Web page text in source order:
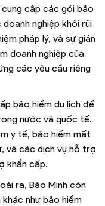
cung cấp các gói bảo
nghiệp khỏi rủi
pháp lý, và sự gián
doanh nghiệp của
các yêu cầu riêng
bảo hiểm du lịch để
nước và quốc tế.
y tế, bảo hiểm mất
và các dịch vụ hỗ trợ
khẩn cấp.
ra, Bảo Minh còn
như bảo hiểm